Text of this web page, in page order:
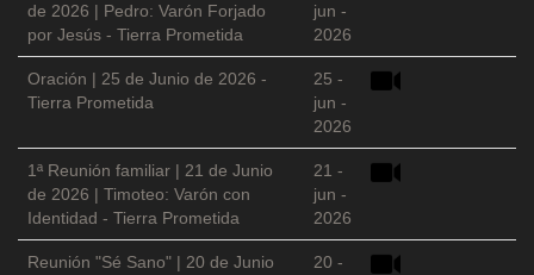
de 2026 | Pedro: Varón Forjado
por Jesús - Tierra Prometida
jun -
2026
Oración | 25 de Junio de 2026 -
Tierra Prometida
25 -
jun -
2026
1ª Reunión familiar | 21 de Junio
de 2026 | Timoteo: Varón con
Identidad - Tierra Prometida
21 -
jun -
2026
Reunión "Sé Sano" | 20 de Junio
20 -